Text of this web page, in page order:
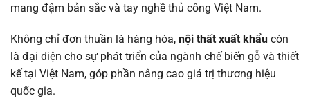
mang đậm bản sắc và tay nghề thủ công Việt Nam.
Không chỉ đơn thuần là hàng hóa, nội thất xuất khẩu còn
là đại diện cho sự phát triển của ngành chế biến gỗ và thiết
kế tại Việt Nam, góp phần nâng cao giá trị thương hiệu
quốc gia.